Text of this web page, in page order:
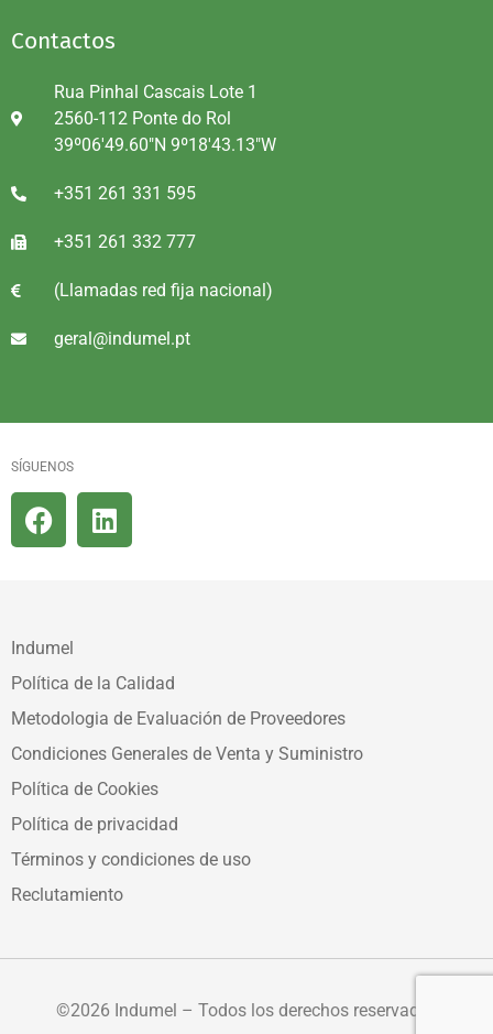
Contactos
Rua Pinhal Cascais Lote 1
2560-112 Ponte do Rol
39º06'49.60"N 9º18'43.13"W
+351 261 331 595
+351 261 332 777
(Llamadas red fija nacional)
geral@indumel.pt
SÍGUENOS
Indumel
Política de la Calidad
Metodologia de Evaluación de Proveedores
Condiciones Generales de Venta y Suministro
Política de Cookies
Política de privacidad
Términos y condiciones de uso
Reclutamiento
©2026 Indumel – Todos los derechos reservados